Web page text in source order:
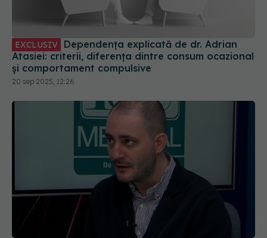
EXCLUSIV
Atasiei: criterii, diferența dintre consum ocazional
și comportament compulsive
20 sep 2025, 12:26